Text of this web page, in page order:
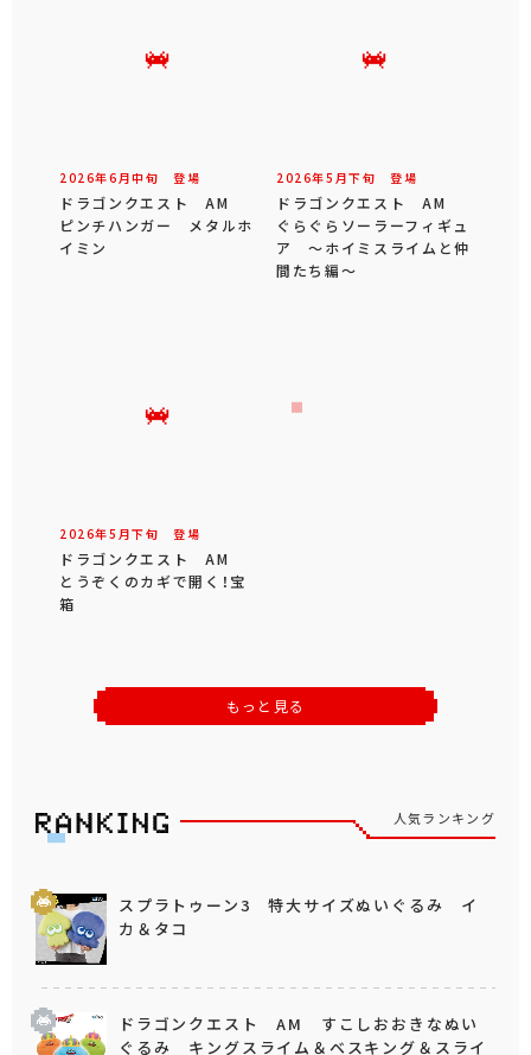
2026年6 月中旬 登場
ドラゴンクエスト AM
ピンチハンガー メタルホ
イミン
2026年5 月下旬 登場
ドラゴンクエスト AM
ぐらぐらソーラーフィギュ
ア ～ホイミスライムと仲
間たち編～
2026年5 月下旬 登場
ドラゴンクエスト AM
とうぞくのカギで開く！宝
箱
もっと見る
人気ランキング
スプラトゥーン3 特大サイズぬいぐるみ イ
カ＆タコ
ドラゴンクエスト AM すこしおおきなぬい
ぐるみ キングスライム＆ベスキング＆スライ